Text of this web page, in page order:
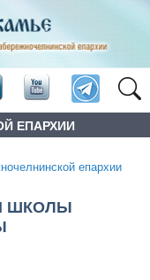
ЕПАРХИИ
епархии
ШКОЛЫ